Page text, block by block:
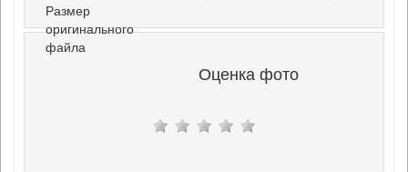
Размер
оригинального
файла
Оценка фото